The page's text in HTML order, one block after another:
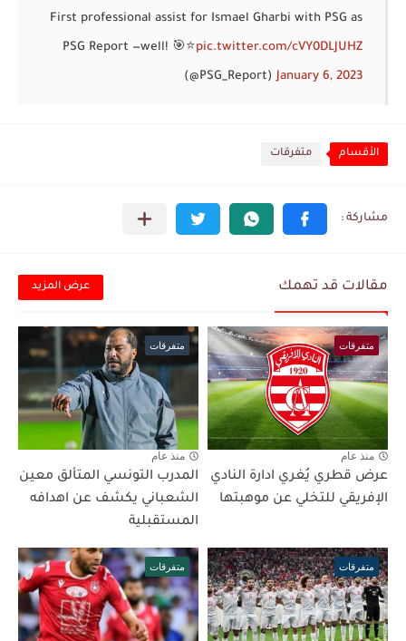
First professional assist for Ismael Gharbi with PSG as
well! 🎯⭐️pic.twitter.com/cVY0DLJUHZ
— PSG Report
(@PSG_Report)January 6, 2023
الأقسام متفرقات
مقالات قد تهمك عرض المزيد
متفرقات
منذ عام
عرض قطري يُغري ادارة النادي
الإفريقي للتخلي عن موهبتها
متفرقات
منذ عام
المدرب التونسي المتألق معين
الشعباني يكشف عن اهدافه
المستقبلية
متفرقات متفرقات